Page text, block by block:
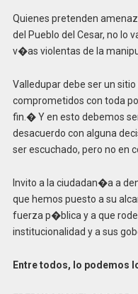
Quienes pretenden
del Pueblo del Cesar, no lo
v�as violentas de la
Valledupar debe ser un
comprometidos con toda
fin.� Y en esto debemos
desacuerdo con alguna
ser escuchado, pero no en
Invito a la ciudadan�a a
que hemos puesto a su
fuerza p�blica y a que
institucionalidad y a sus
Entre todos, lo podemos